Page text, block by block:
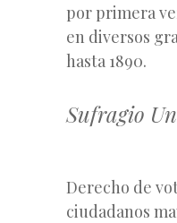
por primera
en diversos
hasta 1890.
Sufragio
Derecho de
ciudadanos